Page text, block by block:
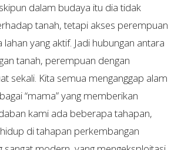
dalam budaya itu dia tidak
tanah, tetapi akses perempuan
lahan yang aktif. Jadi hubungan antara
tanah, perempuan dengan
sekali. Kita semua menganggap alam
“mama” yang memberikan
kami ada beberapa tahapan,
di tahapan perkembangan